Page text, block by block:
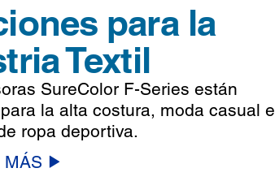
para la
Textil
SureColor F-Series están
la alta costura, moda casual e
ropa deportiva.
MÁS